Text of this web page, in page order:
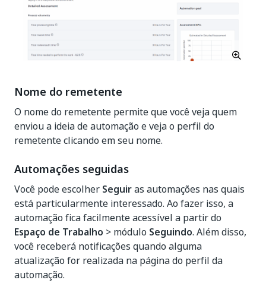
Nome do remetente
O nome do remetente permite que você veja quem
enviou a ideia de automação e veja o perfil do
remetente clicando em seu nome.
Automações seguidas
Você pode escolher Seguiras automações nas quais
está particularmente interessado. Ao fazer isso, a
automação fica facilmente acessível a partir do
Espaço de Trabalho > módulo Seguindo. Além disso,
você receberá notificações quando alguma
atualização for realizada na página do perfil da
automação.